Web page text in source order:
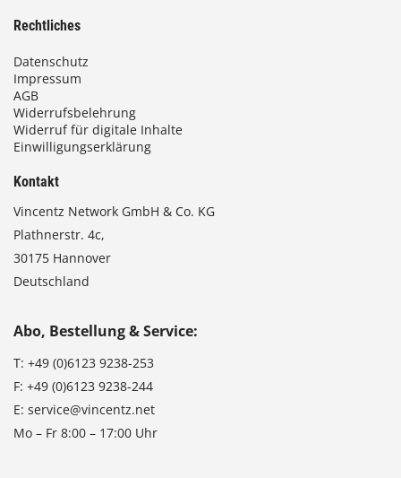
Rechtliches
Datenschutz
Impressum
AGB
Widerrufsbelehrung
Widerruf für digitale Inhalte
Einwilligungserklärung
Kontakt
Vincentz Network GmbH & Co. KG
Plathnerstr. 4c,
30175 Hannover
Deutschland
Abo, Bestellung & Service:
T: +49 (0)6123 9238-253
F: +49 (0)6123 9238-244
E: service@vincentz.net
Mo – Fr 8:00 – 17:00 Uhr